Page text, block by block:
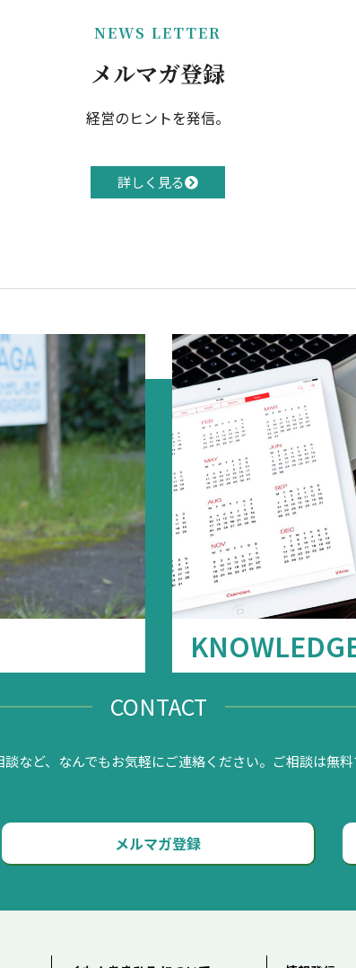
NEWS LETTER
メルマガ登録
経営のヒントを発信。
詳しく見る
CONTACT
談など、なんでもお気軽にご連絡ください。ご相談は無料
メルマガ登録